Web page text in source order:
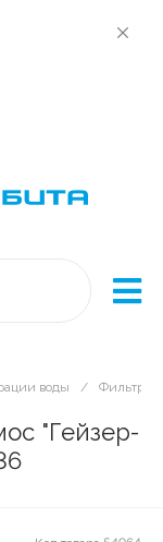
воды / Фильтры
"Гейзер-